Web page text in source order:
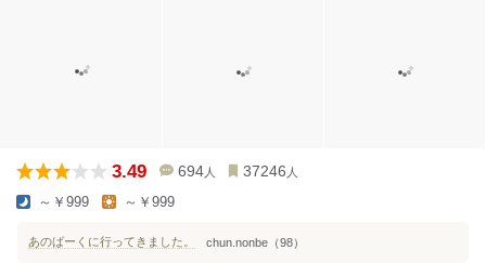
3.49 694 人 37246 人
～￥999 ～￥999
あのばーくに行ってきました。 chun.nonbe（98）